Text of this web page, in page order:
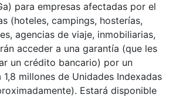
para empresas afectadas por el
(hoteles, campings, hosterías,
agencias de viaje, inmobiliarias,
acceder a una garantía (que les
un crédito bancario) por un
millones de Unidades Indexadas
Estará disponible